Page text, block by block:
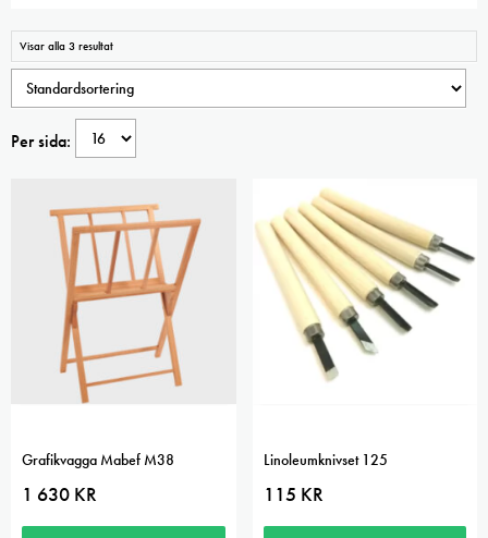
Visar alla 3 resultat
Per sida:
Grafikvagga Mabef M38
1 630 KR
Linoleumknivset 125
115 KR